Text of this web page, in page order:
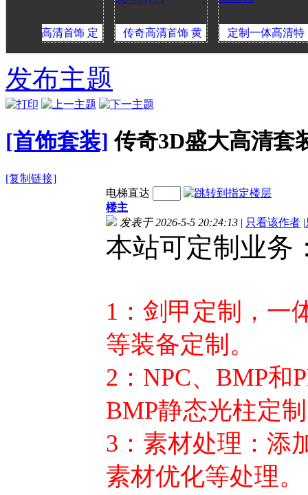
清首饰 定
式-SS5194
传奇高清首饰 黄
殊首饰素材PNG格
式-SS5193
定制一体高清特
定
发布主题
[首饰套装] 传奇3D盛大高清套
[复制链接]
电梯直达
楼主
发表于 2026-5-5 20:24:13 | 只看该作者 |
本站可定制业务
1：剑甲 定制，一
等装备定制。
2：NPC、BMP和
BMP静态光柱定
3：素材处理：添
素材优化等处理。